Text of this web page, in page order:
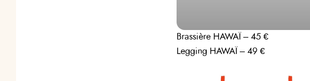
Brassière HAWAÏ – 45 €
Legging HAWAÏ – 49 €